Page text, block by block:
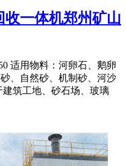
一体机郑州矿山
适用物料：河卵石、鹅卵
、自然砂、机制砂、河沙
筑工地、砂石场、玻璃